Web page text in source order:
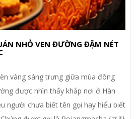
NHỎ VEN ĐƯỜNG ĐẬM NÉT
vàng sáng trưng giữa mùa đông
được nhìn thấy khắp nơi ở Hàn
người chưa biết tên gọi hay hiểu biết